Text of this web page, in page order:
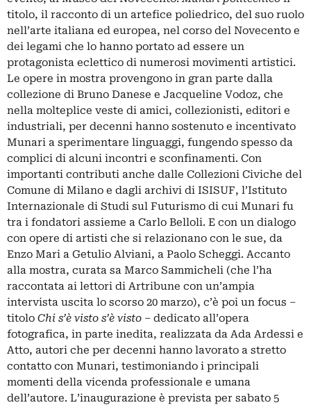
titolo, il racconto di un artefice poliedrico, del suo ruolo
nell’arte italiana ed europea, nel corso del Novecento e
dei legami che lo hanno portato ad essere un
protagonista eclettico di numerosi movimenti artistici.
Le opere in mostra provengono in gran parte dalla
collezione di Bruno Danese e Jacqueline Vodoz, che
nella molteplice veste di amici, collezionisti, editori e
industriali, per decenni hanno sostenuto e incentivato
Munari a sperimentare linguaggi, fungendo spesso da
complici di alcuni incontri e sconfinamenti. Con
importanti contributi anche dalle Collezioni Civiche del
Comune di Milano e dagli archivi di ISISUF, l’Istituto
Internazionale di Studi sul Futurismo di cui Munari fu
tra i fondatori assieme a Carlo Belloli. E con un dialogo
con opere di artisti che si relazionano con le sue, da
Enzo Mari a Getulio Alviani, a Paolo Scheggi. Accanto
alla mostra, curata sa Marco Sammicheli (che l’ha
raccontata ai lettori di Artribune con un’ampia
intervista uscita lo scorso 20 marzo), c’è poi un focus –
titolo Chi s’è visto s’è visto – dedicato all’opera
fotografica, in parte inedita, realizzata da Ada Ardessi e
Atto, autori che per decenni hanno lavorato a stretto
contatto con Munari, testimoniando i principali
momenti della vicenda professionale e umana
dell’autore. L’inaugurazione è prevista per sabato 5